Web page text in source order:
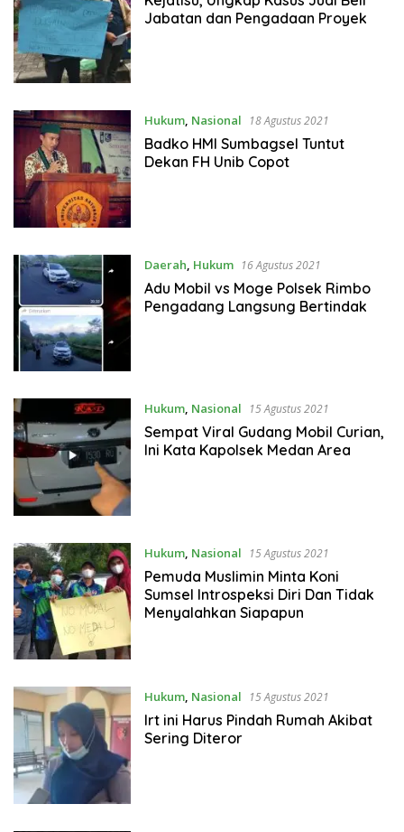
Jabatan dan Pengadaan Proyek
Hukum, Nasional 18 Agustus 2021
Badko HMI Sumbagsel Tuntut
Dekan FH Unib Copot
Daerah, Hukum 16 Agustus 2021
Adu Mobil vs Moge Polsek Rimbo
Pengadang Langsung Bertindak
Hukum, Nasional 15 Agustus 2021
Sempat Viral Gudang Mobil Curian,
Ini Kata Kapolsek Medan Area
Hukum, Nasional 15 Agustus 2021
Pemuda Muslimin Minta Koni
Sumsel Introspeksi Diri Dan Tidak
Menyalahkan Siapapun
Hukum, Nasional 15 Agustus 2021
Irt ini Harus Pindah Rumah Akibat
Sering Diteror